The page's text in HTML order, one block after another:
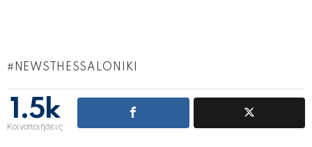
NEWSTHESSALONIKI
1.5k
Κοινοποιήσεις